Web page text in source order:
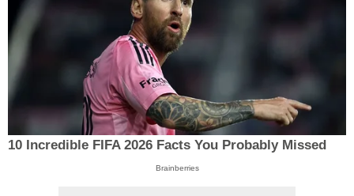
10 Incredible FIFA 2026 Facts You Probably Missed
Brainberries